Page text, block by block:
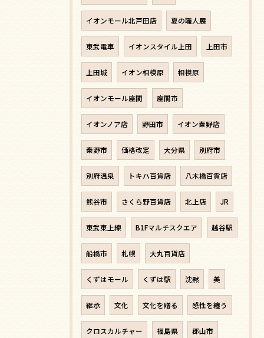
イオンモール北戸田店 夏の職人展
東武電車 イオンスタイル上田 上田市
上田城 イオン相模原 相模原
イオンモール座間 座間市
イオンノア店 野田市 イオン秦野店
秦野市 価格改定 大分県 別府市
別府温泉 トキハ百貨店 八木橋百貨店
熊谷市 さくら野百貨店 北上店 JR
東武東上線 B1Fマルチスクエア 越谷駅
船橋市 札幌 大丸百貨店
くずはモール くずは駅 沈黙 美
継承 文化 文化を贈る 感性を纏う
クロスカルチャー 福島県 郡山市